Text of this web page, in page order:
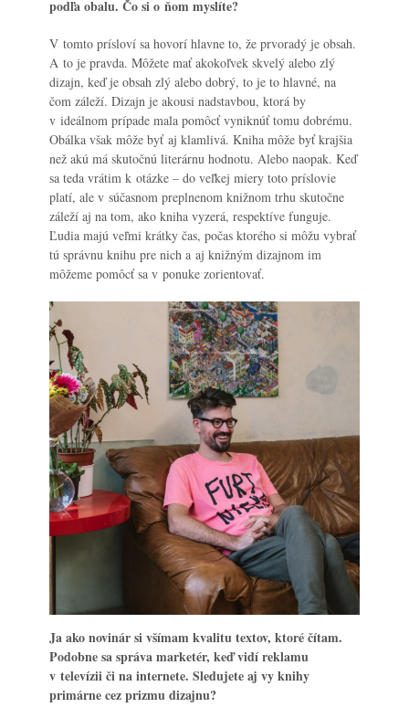
podľa obalu. Čo si o ňom myslíte?
V tomto prísloví sa hovorí hlavne to, že prvoradý je obsah.
A to je pravda. Môžete mať akokoľvek skvelý alebo zlý
dizajn, keď je obsah zlý alebo dobrý, to je to hlavné, na
čom záleží. Dizajn je akousi nadstavbou, ktorá by
v ideálnom prípade mala pomôcť vyniknúť tomu dobrému.
Obálka však môže byť aj klamlivá. Kniha môže byť krajšia
než akú má skutočnú literárnu hodnotu. Alebo naopak. Keď
sa teda vrátim k otázke – do veľkej miery toto príslovie
platí, ale v súčasnom preplnenom knižnom trhu skutočne
záleží aj na tom, ako kniha vyzerá, respektíve funguje.
Ľudia majú veľmi krátky čas, počas ktorého si môžu vybrať
tú správnu knihu pre nich a aj knižným dizajnom im
môžeme pomôcť sa v ponuke zorientovať.
Ja ako novinár si všímam kvalitu textov, ktoré čítam.
Podobne sa správa marketér, keď vidí reklamu
v televízii či na internete. Sledujete aj vy knihy
primárne cez prizmu dizajnu?